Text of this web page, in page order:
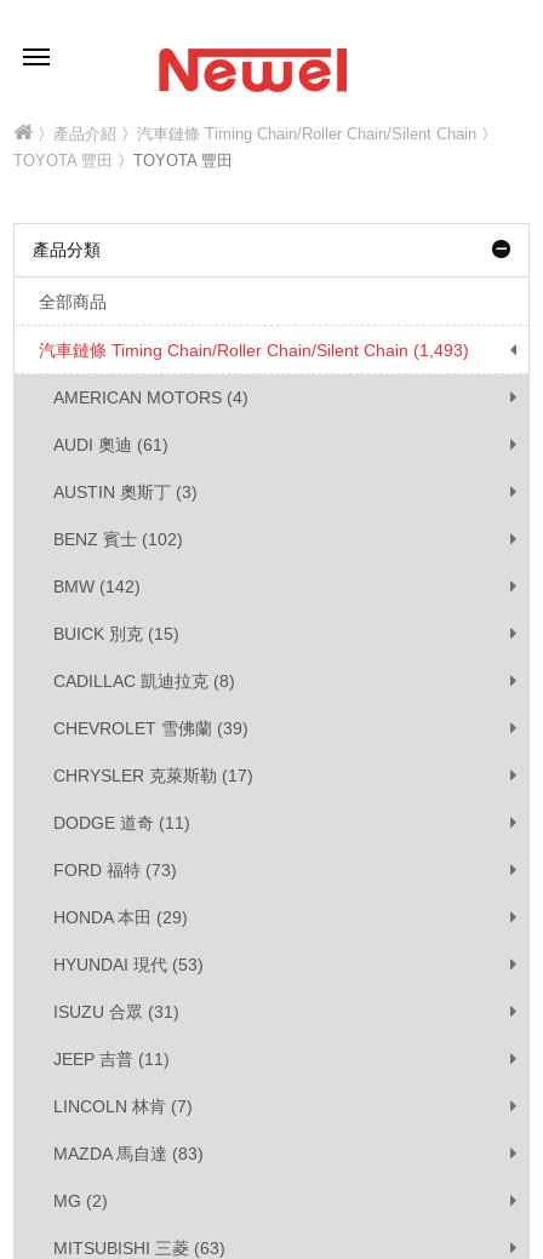
〉 產品介紹 〉汽車鏈條 Timing Chain/Roller Chain/Silent Chain 〉
TOYOTA 豐田 〉TOYOTA 豐田
產品分類
全部商品
汽車鏈條 Timing Chain/Roller Chain/Silent Chain (1,493)
AMERICAN MOTORS (4)
AUDI 奧迪 (61)
AUSTIN 奧斯丁 (3)
BENZ 賓士 (102)
BMW (142)
BUICK 別克 (15)
CADILLAC 凱迪拉克 (8)
CHEVROLET 雪佛蘭 (39)
CHRYSLER 克萊斯勒 (17)
DODGE 道奇 (11)
FORD 福特 (73)
HONDA 本田 (29)
HYUNDAI 現代 (53)
ISUZU 合眾 (31)
JEEP 吉普 (11)
LINCOLN 林肯 (7)
MAZDA 馬自達 (83)
MG (2)
MITSUBISHI 三菱 (63)